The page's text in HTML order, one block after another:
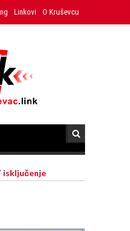
Linkovi O Kruševcu
isključenje